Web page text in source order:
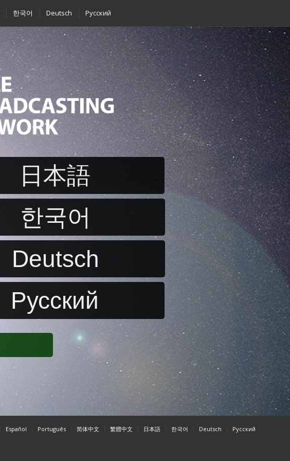
한국어 Deutsch Pусский
日本語
한국어
Deutsch
Pусский
Español Português 简体中文 繁體中文 日本語 한국어 Deutsch Pусский